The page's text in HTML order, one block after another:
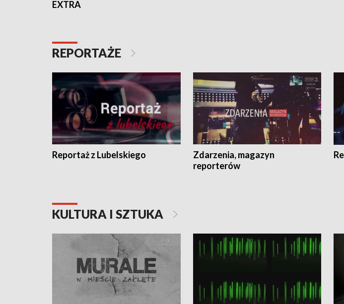
EXTRA
REPORTAŻE
Reportaż z Lubelskiego
Zdarzenia, magazyn
reporterów
KULTURA I SZTUKA